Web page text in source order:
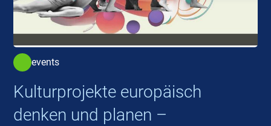
events
Kulturprojekte europäisch
denken und planen –